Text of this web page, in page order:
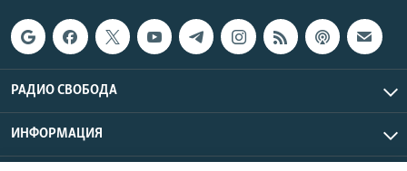
РАДИО СВОБОДА
ИНФОРМАЦИЯ